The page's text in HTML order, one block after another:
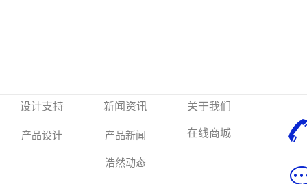
设计支持
产品设计
新闻资讯
产品新闻
浩然动态
关于我们
在线商城